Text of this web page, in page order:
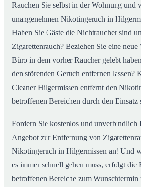
Rauchen Sie selbst in der Wohnung und
unangenehmen Nikotingeruch in
Haben Sie Gäste die Nichtraucher sind
Zigarettenrauch? Beziehen Sie eine
Büro in dem vorher Raucher gelebt
den störenden Geruch entfernen lassen?
Cleaner Hilgermissen entfernt den
betroffenen Bereichen durch den Einsatz
Fordern Sie kostenlos und unverbindlich
Angebot zur Entfernung von
Nikotingeruch in Hilgermissen an! Und
es immer schnell gehen muss, erfolgt die
betroffenen Bereiche zum Wunschtermin